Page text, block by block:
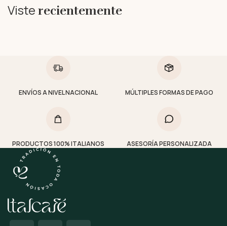
Viste recientemente
ENVÍOS A NIVEL NACIONAL MÚLTIPLES FORMAS DE PAGO
PRODUCTOS 100% ITALIANOS ASESORÍA PERSONALIZADA